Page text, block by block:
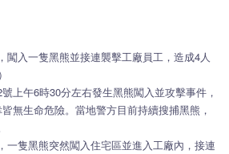
闖入一隻黑熊並接連襲擊工廠員工，造成4人
上午6時30分左右發生黑熊闖入並攻擊事件，
無生命危險。當地警方目前持續搜捕黑熊，
一隻黑熊突然闖入住宅區並進入工廠內，接連